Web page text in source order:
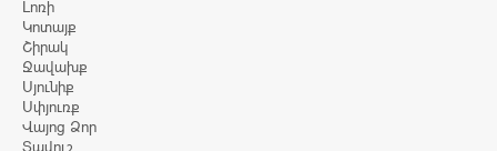
Լոռի
Կոտայք
Շիրակ
Ջավախք
Սյունիք
Սփյուռք
Վայոց Ձոր
Տավուշ